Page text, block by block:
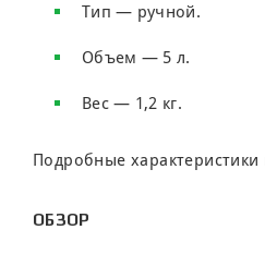
Тип — ручной.
Объем — 5 л.
Вес — 1,2 кг.
Подробные
ОБЗОР